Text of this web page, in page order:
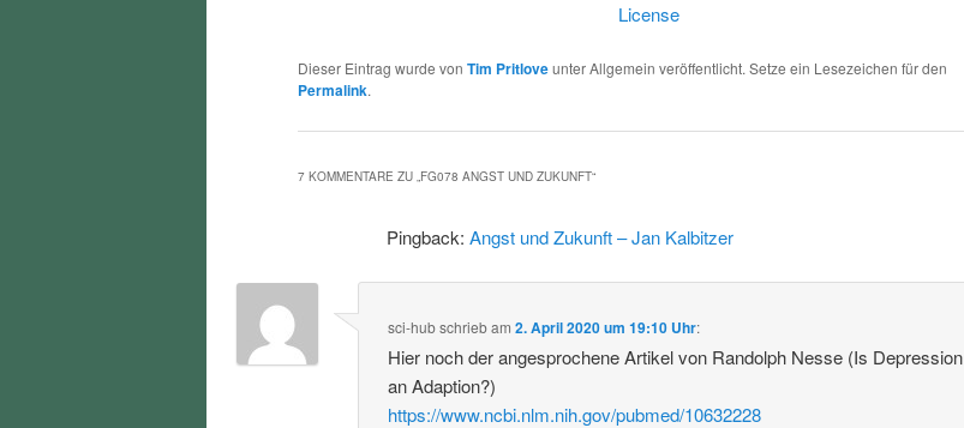
License
Dieser Eintrag wurde von Tim Pritloveunter Allgemein veröffentlicht. Setze ein Lesezeichen für den
Permalink.
7 KOMMENTARE ZU „FG078 ANGST UND ZUKUNFT“
Pingback:Angst und Zukunft – Jan Kalbitzer
sci-hubschriebam2. April 2020 um 19:10 Uhr:
Hier noch der angesprochene Artikel von Randolph Nesse (Is Depression
an Adaption?)
https://www.ncbi.nlm.nih.gov/pubmed/10632228